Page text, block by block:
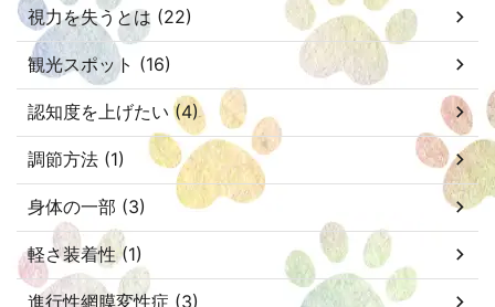
視力を失うとは (22)
観光スポット (16)
認知度を上げたい (4)
調節方法 (1)
身体の一部 (3)
軽さ装着性 (1)
進行性網膜変性症 (3)